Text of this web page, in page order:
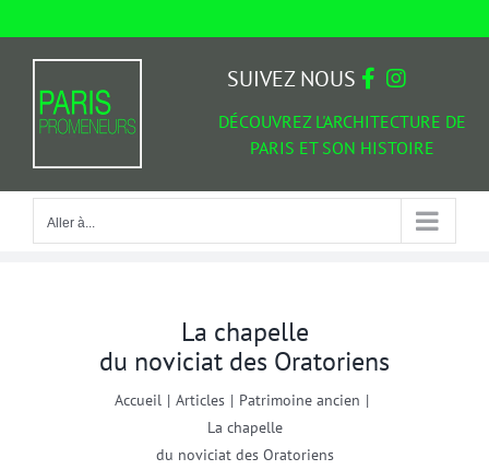
Aller à...
DÉCOUVREZ L'ARCHITECTURE DE
PARIS ET SON HISTOIRE
SUIVEZ NOUS
Aller à...
La chapelle
du noviciat des Oratoriens
Accueil | Articles | Patrimoine ancien |
La chapelle
du noviciat des Oratoriens